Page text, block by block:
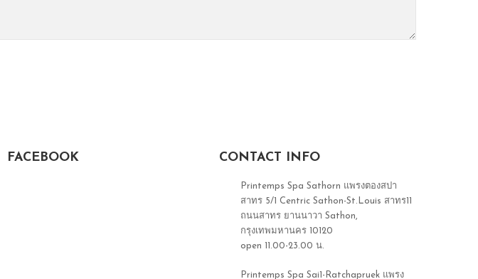
FACEBOOK CONTACT INFO
Printemps Spa Sathorn แพรงตองสปา
สาทร 5/1 Centric Sathon-St.Louis สาทร11
ถนนสาทร ยานนาวา Sathon,
กรุงเทพมหานคร 10120
open 11.00-23.00 น.
Printemps Spa Sai1-Ratchapruek แพรง